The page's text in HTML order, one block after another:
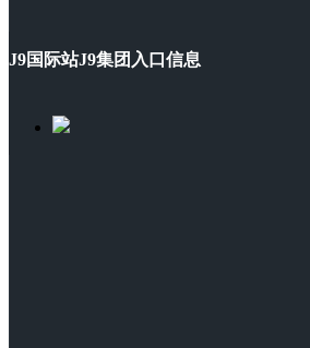
J9国际站J9集团入口信息